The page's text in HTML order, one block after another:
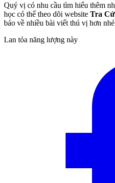
Quý vị có nhu cầu tìm hiểu thêm
học có thể theo dõi website Tra
báo về nhiều bài viết thú vị hơn
Lan tỏa năng lượng này